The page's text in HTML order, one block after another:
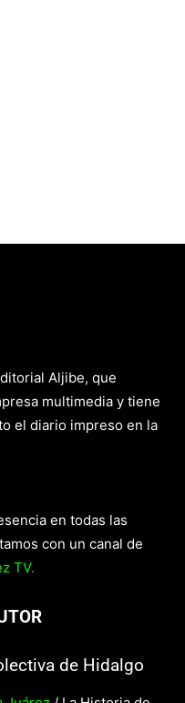
Aljibe, que
multimedia y tiene
el diario impreso en la
en todas las
con un canal de
TV.
de Hidalgo